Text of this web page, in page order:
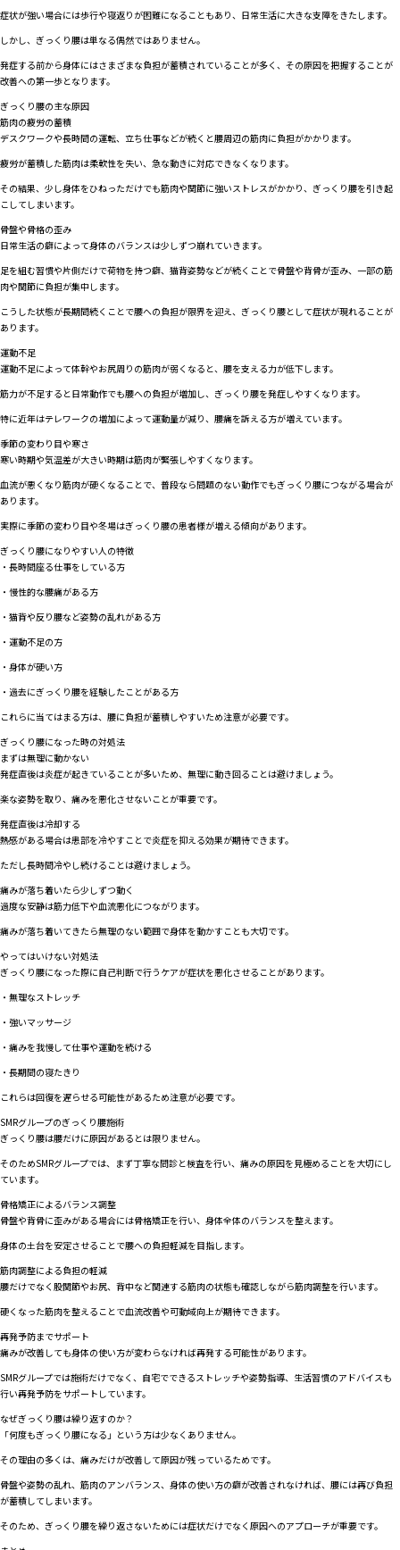
症状が強い場合には歩行や寝返りが困難になることもあり、日常生活に大きな支障をきたします。
しかし、ぎっくり腰は単なる偶然ではありません。
発症する前から身体にはさまざまな負担が蓄積されていることが多く、その原因を把握することが
改善への第一歩となります。
ぎっくり腰の主な原因
筋肉の疲労の蓄積
デスクワークや長時間の運転、立ち仕事などが続くと腰周辺の筋肉に負担がかかります。
疲労が蓄積した筋肉は柔軟性を失い、急な動きに対応できなくなります。
その結果、少し身体をひねっただけでも筋肉や関節に強いストレスがかかり、ぎっくり腰を引き起
こしてしまいます。
骨盤や骨格の歪み
日常生活の癖によって身体のバランスは少しずつ崩れていきます。
足を組む習慣や片側だけで荷物を持つ癖、猫背姿勢などが続くことで骨盤や背骨が歪み、一部の筋
肉や関節に負担が集中します。
こうした状態が長期間続くことで腰への負担が限界を迎え、ぎっくり腰として症状が現れることが
あります。
運動不足
運動不足によって体幹やお尻周りの筋肉が弱くなると、腰を支える力が低下します。
筋力が不足すると日常動作でも腰への負担が増加し、ぎっくり腰を発症しやすくなります。
特に近年はテレワークの増加によって運動量が減り、腰痛を訴える方が増えています。
季節の変わり目や寒さ
寒い時期や気温差が大きい時期は筋肉が緊張しやすくなります。
血流が悪くなり筋肉が硬くなることで、普段なら問題のない動作でもぎっくり腰につながる場合が
あります。
実際に季節の変わり目や冬場はぎっくり腰の患者様が増える傾向があります。
ぎっくり腰になりやすい人の特徴
・長時間座る仕事をしている方
・慢性的な腰痛がある方
・猫背や反り腰など姿勢の乱れがある方
・運動不足の方
・身体が硬い方
・過去にぎっくり腰を経験したことがある方
これらに当てはまる方は、腰に負担が蓄積しやすいため注意が必要です。
ぎっくり腰になった時の対処法
まずは無理に動かない
発症直後は炎症が起きていることが多いため、無理に動き回ることは避けましょう。
楽な姿勢を取り、痛みを悪化させないことが重要です。
発症直後は冷却する
熱感がある場合は患部を冷やすことで炎症を抑える効果が期待できます。
ただし長時間冷やし続けることは避けましょう。
痛みが落ち着いたら少しずつ動く
過度な安静は筋力低下や血流悪化につながります。
痛みが落ち着いてきたら無理のない範囲で身体を動かすことも大切です。
やってはいけない対処法
ぎっくり腰になった際に自己判断で行うケアが症状を悪化させることがあります。
・無理なストレッチ
・強いマッサージ
・痛みを我慢して仕事や運動を続ける
・長期間の寝たきり
これらは回復を遅らせる可能性があるため注意が必要です。
SMRグループのぎっくり腰施術
ぎっくり腰は腰だけに原因があるとは限りません。
そのためSMRグループでは、まず丁寧な問診と検査を行い、痛みの原因を見極めることを大切にし
ています。
骨格矯正によるバランス調整
骨盤や背骨に歪みがある場合には骨格矯正を行い、身体全体のバランスを整えます。
身体の土台を安定させることで腰への負担軽減を目指します。
筋肉調整による負担の軽減
腰だけでなく股関節やお尻、背中など関連する筋肉の状態も確認しながら筋肉調整を行います。
硬くなった筋肉を整えることで血流改善や可動域向上が期待できます。
再発予防までサポート
痛みが改善しても身体の使い方が変わらなければ再発する可能性があります。
SMRグループでは施術だけでなく、自宅でできるストレッチや姿勢指導、生活習慣のアドバイスも
行い再発予防をサポートしています。
なぜぎっくり腰は繰り返すのか？
「何度もぎっくり腰になる」という方は少なくありません。
その理由の多くは、痛みだけが改善して原因が残っているためです。
骨盤や姿勢の乱れ、筋肉のアンバランス、身体の使い方の癖が改善されなければ、腰には再び負担
が蓄積してしまいます。
そのため、ぎっくり腰を繰り返さないためには症状だけでなく原因へのアプローチが重要です。